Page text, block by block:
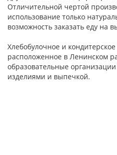
Отличительной чертой
использование только
возможность заказать еду на
Хлебобулочное и
расположенное в Ленинском
образовательные
изделиями и выпечкой.